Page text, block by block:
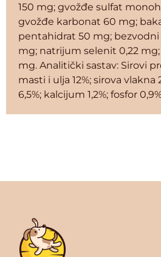
150 mg; gvožđe sulfat
gvožđe karbonat 60 mg;
pentahidrat 50 mg;
mg; natrijum selenit 0,22
mg. Analitički sastav: Sirovi
masti i ulja 12%; sirova vlakna
6,5%; kalcijum 1,2%; fosfor